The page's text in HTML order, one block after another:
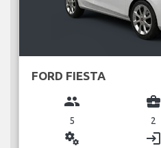
FORD FIESTA
group
5
business_center
2
miscellaneous_services login